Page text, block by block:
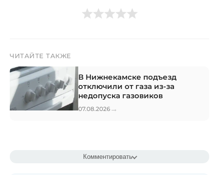
ЧИТАЙТЕ ТАКЖЕ
В Нижнекамске подъезд
отключили от газа из-за
недопуска газовиков
07.08.2026 →
Комментировать